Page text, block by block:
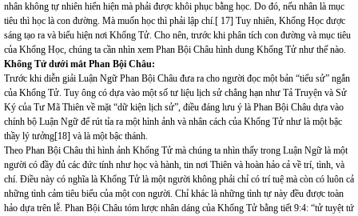
nhân không tự nhiên hiển hiện mà phải được khôi phục bằng học. Do đó, nếu nhân là mục
tiêu thì học là con đường. Mà muốn học thì phải lập chí.[ 17] Tuy nhiên, Khổng Học được
sáng tạo ra và biểu hiện nơi Khổng Tử. Cho nên, trước khi phân tích con đường và mục tiêu
của Khổng Học, chúng ta cần nhìn xem Phan Bội Châu hình dung Khổng Tử như thế nào.
Khổng Tử dưới mắt Phan Bội Châu:
Trước khi diễn giải Luận Ngữ Phan Bội Châu đưa ra cho người đọc một bản “tiểu sử” ngắn
của Khổng Tử. Tuy ông có dựa vào một số tư liệu lịch sử chẳng hạn như Tả Truyện và Sử
Ký của Tư Mã Thiên về mặt “dữ kiện lịch sử”, điều đáng lưu ý là Phan Bội Châu dựa vào
chính bộ Luận Ngữ để rút tỉa ra một hình ảnh và nhân cách của Khổng Tử như là một bậc
thầy lý tưởng[18] và là một bậc thánh.
Theo Phan Bội Châu thì hình ảnh Khổng Tử mà chúng ta nhìn thấy trong Luận Ngữ là một
người có đầy đủ các đức tính như học và hành, tin nơi Thiên và hoàn hảo cả về trí, tình, và
chí. Điều này có nghĩa là Khổng Tử là một người không phải chỉ có trí tuệ mà còn có luôn cả
những tình cảm tiêu biểu của một con người. Chỉ khác là những tình tự này đều được toàn
hảo dựa trên lễ. Phan Bội Châu tóm lược nhân dáng của Khổng Tử bằng tiết 9:4: “tử tuyệt tứ